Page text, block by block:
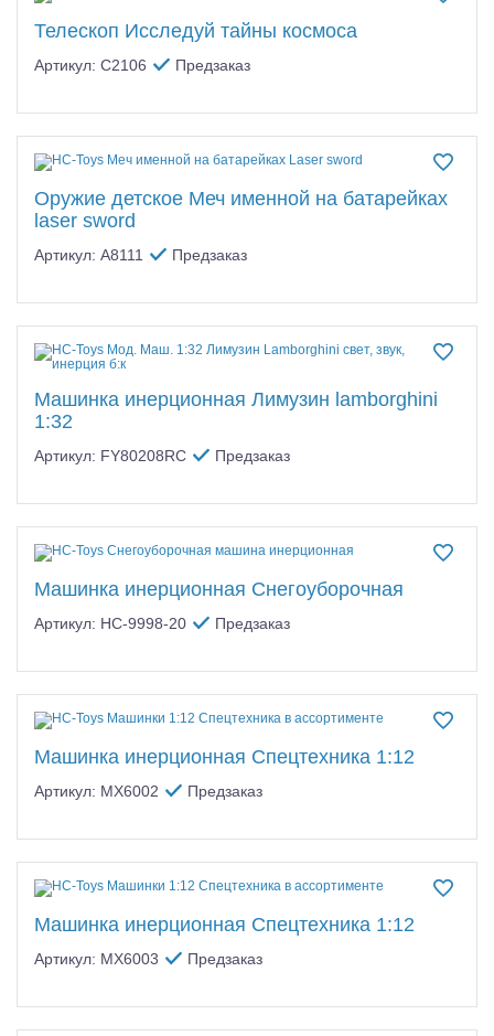
Телескоп Исследуй тайны космоса
Артикул: C2106 Предзаказ
Оружие детское Меч именной на батарейках
laser sword
Артикул: A8111 Предзаказ
Машинка инерционная Лимузин lamborghini
1:32
Артикул: FY80208RC Предзаказ
Машинка инерционная Снегоуборочная
Артикул: HC-9998-20 Предзаказ
Машинка инерционная Спецтехника 1:12
Артикул: MX6002 Предзаказ
Машинка инерционная Спецтехника 1:12
Артикул: MX6003 Предзаказ